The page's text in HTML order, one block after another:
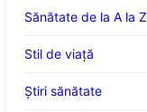
Sănătate de la A la Z
Stil de viaţă
Ştiri sănătate